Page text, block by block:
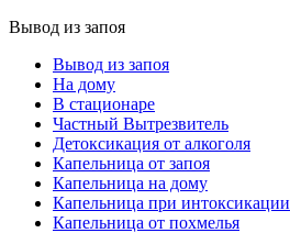
Вывод из запоя
Вывод из запоя
На дому
В стационаре
Частный Вытрезвитель
Детоксикация от алкоголя
Капельница от запоя
Капельница на дому
Капельница при интоксикации
Капельница от похмелья